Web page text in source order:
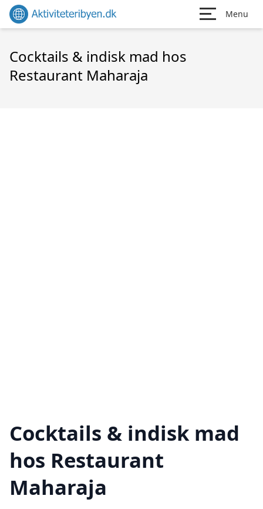
Menu
Cocktails & indisk mad hos
Restaurant Maharaja
Cocktails & indisk mad
hos Restaurant
Maharaja